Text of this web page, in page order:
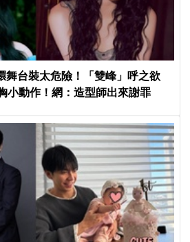
舞台裝太危險！「雙峰」呼之欲
小動作！網：造型師出來謝罪